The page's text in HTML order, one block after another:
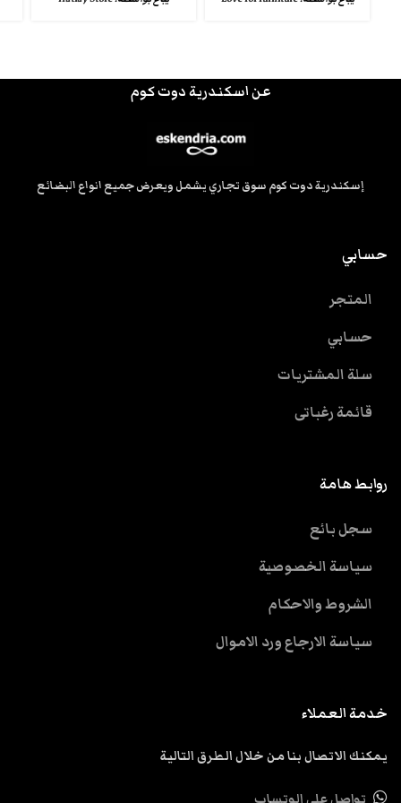
عن اسكندرية دوت كوم
إسكندرية دوت كوم سوق تجاري يشمل ويعرض جميع انواع البضائع
حسابي
المتجر
حسابي
سلة المشتريات
قائمة رغباتى
روابط هامة
سجل بائع
سياسة الخصوصية
الشروط والاحكام
سياسة الارجاع ورد الاموال
خدمة العملاء
يمكنك الاتصال بنا من خلال الطرق التالية